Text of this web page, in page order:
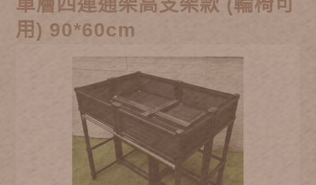
單層四連通架高支架款 (輪椅可
用) 90*60cm